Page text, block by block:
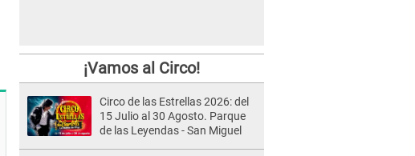
¡Vamos al Circo!
Circo de las Estrellas 2026: del
15 Julio al 30 Agosto. Parque
de las Leyendas - San Miguel